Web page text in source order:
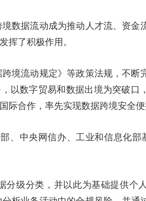
颜选攻略 海洋 时尚 天气 才艺
数据流动成为推动人才流、资金
挥了积极作用。
境流动规定》等政策法规，不断
以数字贸易和数据出境为突破口
合作，率先实现数据跨境安全便
、中央网信办、工业和信息化部
分级分类，并以此为基础提供个